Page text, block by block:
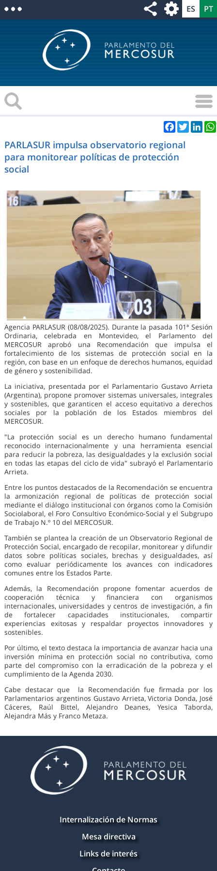
Facebook
Twitter
PARLASUR impulsa observatorio regional
para monitorear políticas de protección
social
Agencia PARLASUR (08/08/2025). Durante la pasada 101ª Sesión
Ordinaria, celebrada en Montevideo, el Parlamento del
MERCOSUR aprobó una Recomendación que impulsa el
fortalecimiento de los sistemas de protección social en la
región, con base en un enfoque de derechos humanos, equidad
de género y sostenibilidad.
La iniciativa, presentada por el Parlamentario Gustavo Arrieta
(Argentina), propone promover sistemas universales, integrales
y sostenibles, que garanticen el acceso equitativo a derechos
sociales por la población de los Estados miembros del
MERCOSUR.
"La protección social es un derecho humano fundamental
reconocido internacionalmente y una herramienta esencial
para reducir la pobreza, las desigualdades y la exclusión social
en todas las etapas del ciclo de vida" subrayó el Parlamentario
Arrieta.
Entre los puntos destacados de la Recomendación se encuentra
la armonización regional de políticas de protección social
mediante el diálogo institucional con órganos como la Comisión
Sociolaboral, el Foro Consultivo Económico-Social y el Subgrupo
de Trabajo N.º 10 del MERCOSUR.
También se plantea la creación de un Observatorio Regional de
Protección Social, encargado de recopilar, monitorear y difundir
datos sobre políticas sociales, brechas y desigualdades, así
como evaluar periódicamente los avances con indicadores
comunes entre los Estados Parte.
Además, la Recomendación propone fomentar acuerdos de
cooperación técnica y financiera con organismos
internacionales, universidades y centros de investigación, a fin
de fortalecer capacidades institucionales, compartir
experiencias exitosas y respaldar proyectos innovadores y
sostenibles.
Por último, el texto destaca la importancia de avanzar hacia una
inversión mínima en protección social no contributiva, como
parte del compromiso con la erradicación de la pobreza y el
cumplimiento de la Agenda 2030.
Cabe destacar que la Recomendación fue firmada por los
Parlamentarios argentinos Gustavo Arrieta, Victoria Donda, José
Cáceres, Raúl Bittel, Alejandro Deanes, Yesica Taborda,
Alejandra Más y Franco Metaza.
Internalización de Normas
Mesa directiva
Links de interés